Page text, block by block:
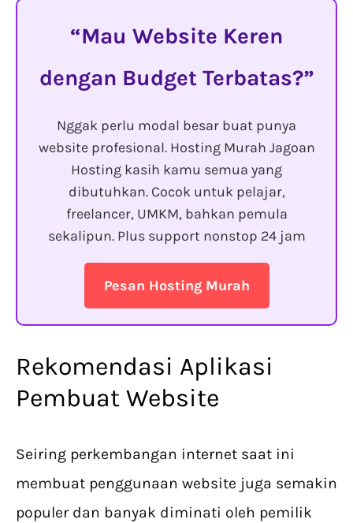
Mau Website Keren
dengan Budget Terbatas?
Nggak perlu modal besar buat punya
website profesional. Hosting Murah Jagoan
Hosting kasih kamu semua yang
dibutuhkan. Cocok untuk pelajar,
freelancer, UMKM, bahkan pemula
sekalipun. Plus support nonstop 24 jam
Pesan Hosting Murah
Rekomendasi Aplikasi
Pembuat Website
Seiring perkembangan internet saat ini
membuat penggunaan website juga semakin
populer dan banyak diminati oleh pemilik